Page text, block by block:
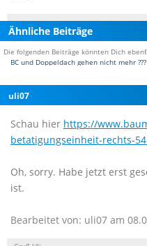
Ähnliche Beiträge
Die folgenden Beiträge könnten Dich
BC und Doppeldach gehen nicht mehr ???
uli07
Schau hier https://
betatigungseinheit-rechts-
Oh, sorry. Habe jetzt erst
ist.
Bearbeitet von: uli07 am